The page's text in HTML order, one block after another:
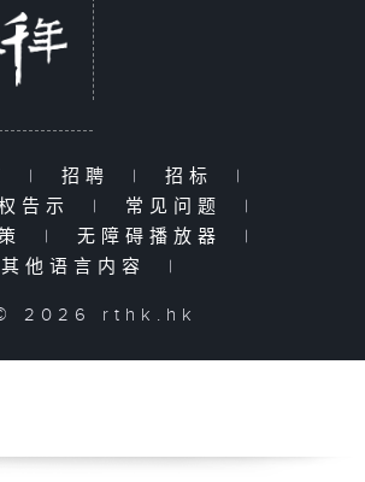
| 招聘 | 招标
|
告示
| 常见问题
|
| 无障碍播放器
|
其他语言内容
|
2026 rthk.hk